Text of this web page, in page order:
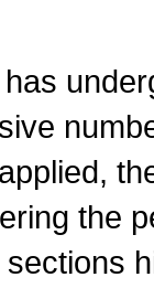
the